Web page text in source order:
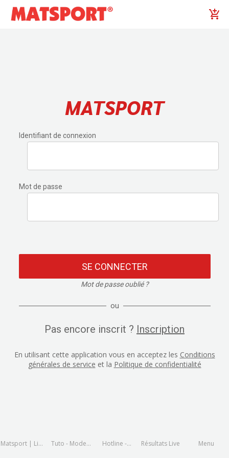
MATSPORT
Identifiant de connexion
Mot de passe
SE CONNECTER
Mot de passe oublié ?
ou
Pas encore inscrit ? Inscription
En utilisant cette application vous en acceptez les Conditions
générales de service et la Politique de confidentialité
Matsport | Live
Tuto - Mode
Hotline -
Résultats Live Menu